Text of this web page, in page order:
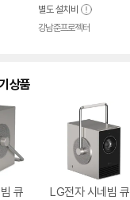
별도 설치비
강남준프로젝터
상품
큐
LG전자 시네빔 큐